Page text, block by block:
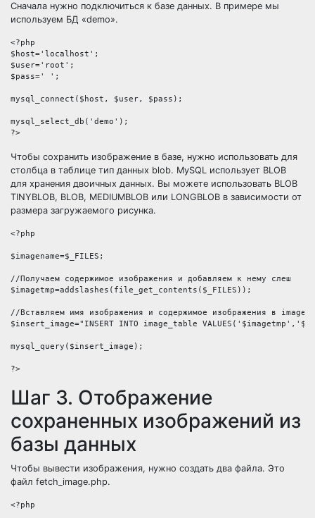
Сначала нужно подключиться к базе данных. В примере мы
используем БД «demo».
<?php
$host='localhost';
$user='root';
$pass=' ';
mysql_connect($host, $user, $pass);
mysql_select_db('demo');
Чтобы сохранить изображение в базе, нужно использовать для
столбца в таблице тип данных blob. MySQL использует BLOB
для хранения двоичных данных. Вы можете использовать BLOB
TINYBLOB, BLOB, MEDIUMBLOB или LONGBLOB в зависимости от
размера загружаемого рисунка.
<?php
$imagename=$_FILES;
//Получаем содержимое изображения и добавляем к нему слеш
$imagetmp=addslashes(file_get_contents($_FILES));
//Вставляем имя изображения и содержимое изображения в
$insert_image="INSERT INTO image_table
mysql_query($insert_image);
Шаг 3. Отображение
сохраненных изображений из
базы данных
Чтобы вывести изображения, нужно создать два файла. Это
файл fetch_image.php.
<?php